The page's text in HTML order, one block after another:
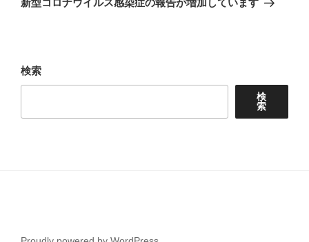
ン
新型コロナウイルス感染症の報告が増加しています
検索
検
索